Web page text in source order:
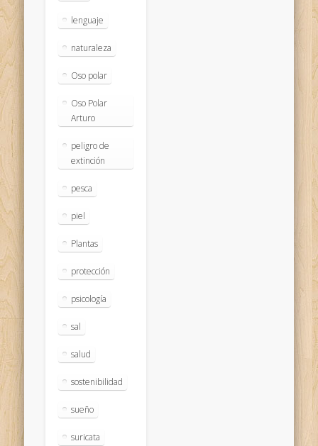
lenguaje
naturaleza
Oso polar
Oso Polar
Arturo
peligro de
extinción
pesca
piel
Plantas
protección
psicología
sal
salud
sostenibilidad
sueño
suricata